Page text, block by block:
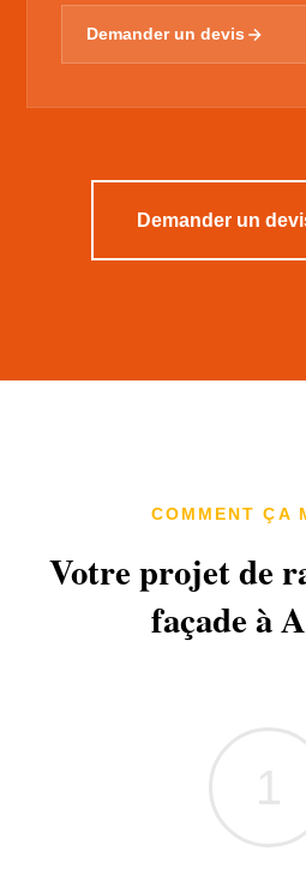
Demander un devis
Demander un
COMMENT ÇA
Votre projet de
façade à
1